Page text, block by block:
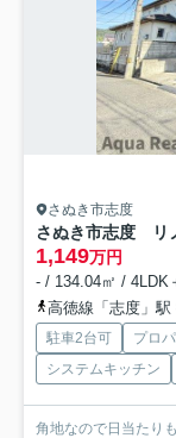
さぬき市志度
さぬき市志度 リ
1,149万円
- / 134.04㎡ / 4LDK
高徳線「志度」駅
駐車2台可 プロ
システムキッチン
角地なので日当たり